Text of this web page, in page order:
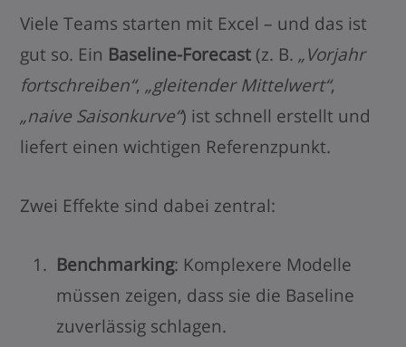
Viele Teams starten mit Excel – und das ist
gut so. Ein Baseline-Forecast (z. B. „Vorjahr
fortschreiben“, „gleitender Mittelwert“,
„naive Saisonkurve“) ist schnell erstellt und
liefert einen wichtigen Referenzpunkt.
Zwei Effekte sind dabei zentral:
Benchmarking: Komplexere Modelle
müssen zeigen, dass sie die Baseline
zuverlässig schlagen.